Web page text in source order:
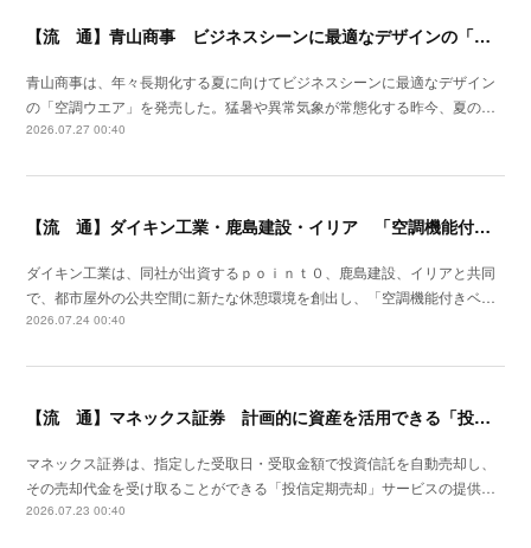
【流 通】青山商事 ビジネスシーンに最適なデザインの「空調ウエア」発売
青山商事は、年々長期化する夏に向けてビジネスシーンに最適なデザイン
の「空調ウエア」を発売した。猛暑や異常気象が常態化する昨今、夏の…
2026.07.27 00:40
【流 通】ダイキン工業・鹿島建設・イリア 「空調機能付きベンチ」の事業性を検証
ダイキン工業は、同社が出資するｐｏｉｎｔ０、鹿島建設、イリアと共同
で、都市屋外の公共空間に新たな休憩環境を創出し、「空調機能付きベ…
2026.07.24 00:40
【流 通】マネックス証券 計画的に資産を活用できる「投信定期売却」の提供開始
マネックス証券は、指定した受取日・受取金額で投資信託を自動売却し、
その売却代金を受け取ることができる「投信定期売却」サービスの提供…
2026.07.23 00:40